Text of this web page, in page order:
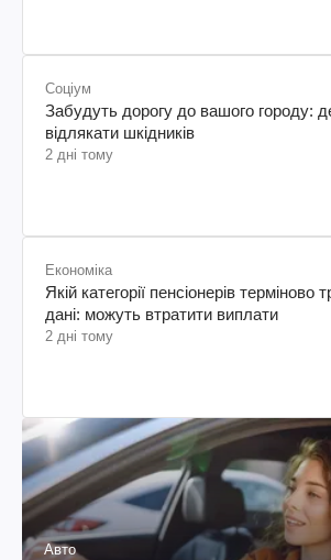
Соціум
Забудуть дорогу до вашого городу:
відлякати шкідників
2 дні тому
Економіка
Якій категорії пенсіонерів терміново
дані: можуть втратити виплати
2 дні тому
Авто